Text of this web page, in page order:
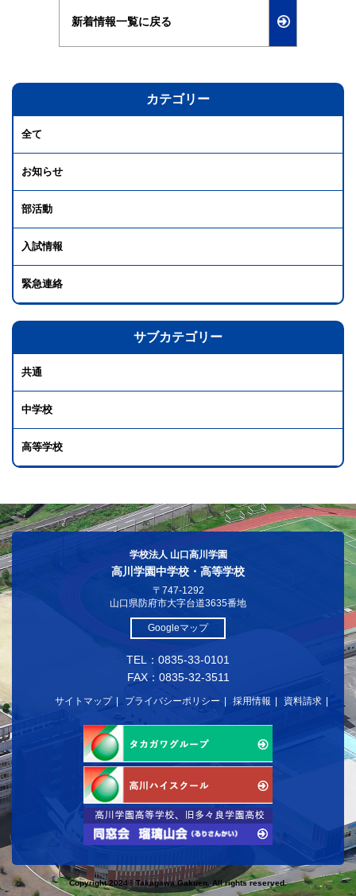
新着情報一覧に戻る
カテゴリー
全て
お知らせ
部活動
入試情報
緊急連絡
サブカテゴリー
共通
中学校
高等学校
学校法人 山口高川学園
高川学園中学校・高等学校
〒747-1292
山口県防府市大字台道3635番地
Googleマップ
TEL：0835-33-0101
FAX：0835-32-3511
サイトマップ プライバシーポリシー 採用情報 資料請求
Copyright 2024© Takagawa Gakuen. All rights reserved.